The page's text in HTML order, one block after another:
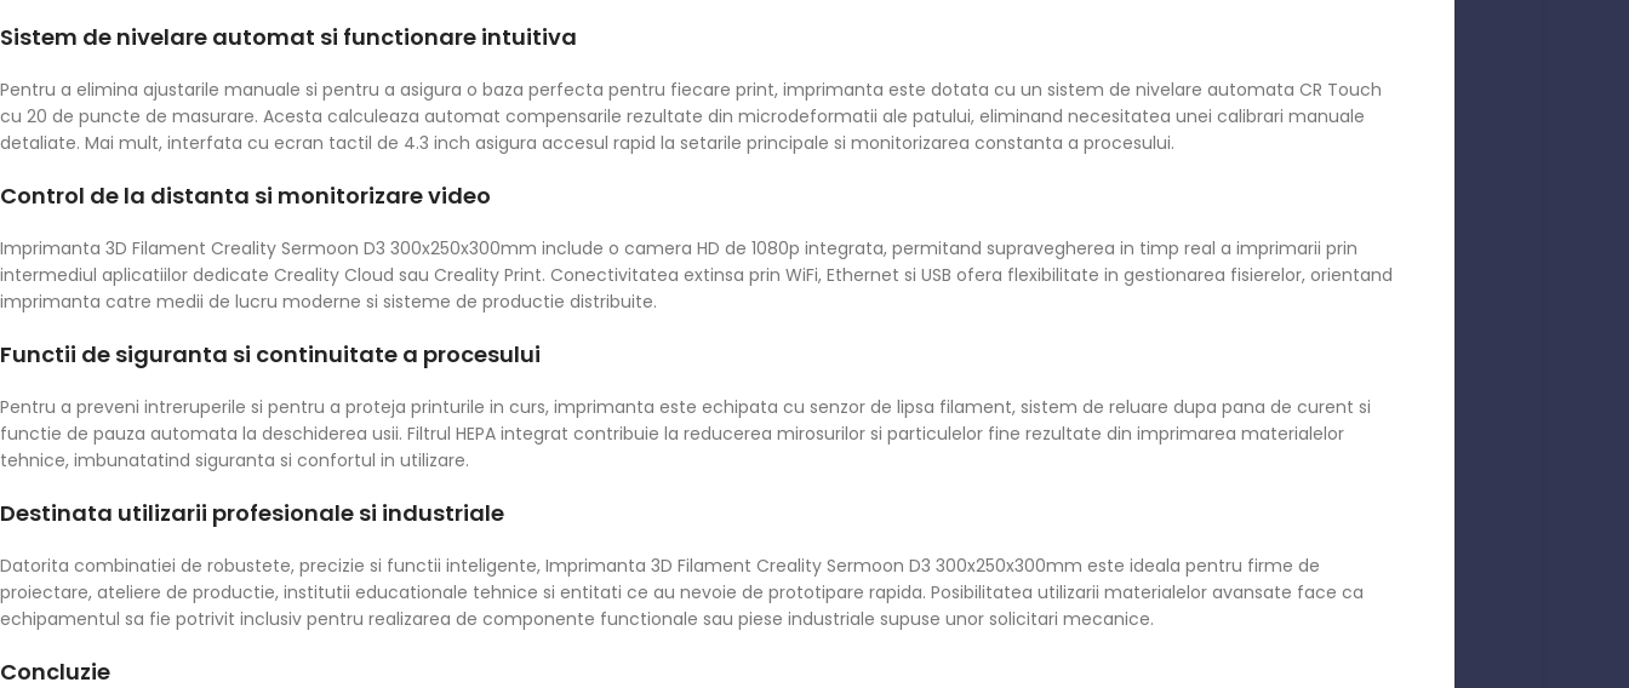
Sistem de nivelare automat si functionare intuitiva
Pentru a elimina ajustarile manuale si pentru a asigura o baza perfecta pentru fiecare print, imprimanta este dotata cu un sistem de nivelare automata CR Touch
cu 20 de puncte de masurare. Acesta calculeaza automat compensarile rezultate din microdeformatii ale patului, eliminand necesitatea unei calibrari manuale
detaliate. Mai mult, interfata cu ecran tactil de 4.3 inch asigura accesul rapid la setarile principale si monitorizarea constanta a procesului.
Control de la distanta si monitorizare video
Imprimanta 3D Filament Creality Sermoon D3 300x250x300mm include o camera HD de 1080p integrata, permitand supravegherea in timp real a imprimarii prin
intermediul aplicatiilor dedicate Creality Cloud sau Creality Print. Conectivitatea extinsa prin WiFi, Ethernet si USB ofera flexibilitate in gestionarea fisierelor, orientand
imprimanta catre medii de lucru moderne si sisteme de productie distribuite.
Functii de siguranta si continuitate a procesului
Pentru a preveni intreruperile si pentru a proteja printurile in curs, imprimanta este echipata cu senzor de lipsa filament, sistem de reluare dupa pana de curent si
functie de pauza automata la deschiderea usii. Filtrul HEPA integrat contribuie la reducerea mirosurilor si particulelor fine rezultate din imprimarea materialelor
tehnice, imbunatatind siguranta si confortul in utilizare.
Destinata utilizarii profesionale si industriale
Datorita combinatiei de robustete, precizie si functii inteligente, Imprimanta 3D Filament Creality Sermoon D3 300x250x300mm este ideala pentru firme de
proiectare, ateliere de productie, institutii educationale tehnice si entitati ce au nevoie de prototipare rapida. Posibilitatea utilizarii materialelor avansate face ca
echipamentul sa fie potrivit inclusiv pentru realizarea de componente functionale sau piese industriale supuse unor solicitari mecanice.
Concluzie